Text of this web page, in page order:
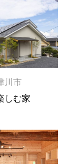
川市
しむ家